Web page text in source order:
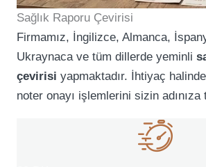
Sağlık Raporu Çevirisi
Firmamız, İngilizce, Almanca,
Ukraynaca ve tüm dillerde yeminli
çevirisi yapmaktadır. İhtiyaç
noter onayı işlemlerini sizin